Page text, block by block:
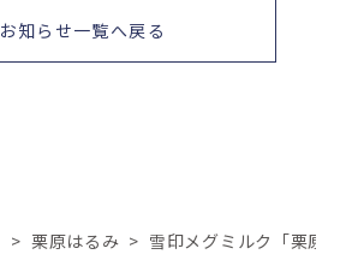
お知らせ一覧へ戻る
> 栗原はるみ > 雪印メグミルク「栗原